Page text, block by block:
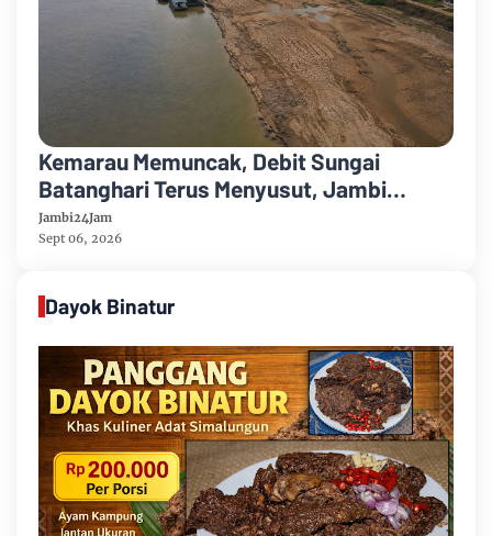
Kemarau Memuncak, Debit Sungai
Batanghari Terus Menyusut, Jambi
Hadapi Ancaman Krisis Air Bersih dan
Karhutla
Jambi24Jam
Sept 06, 2026
Dayok Binatur